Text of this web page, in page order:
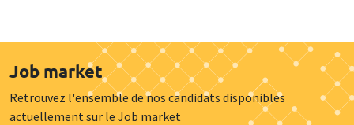
Job market
Retrouvez l'ensemble de nos candidats disponibles
actuellement sur le Job market